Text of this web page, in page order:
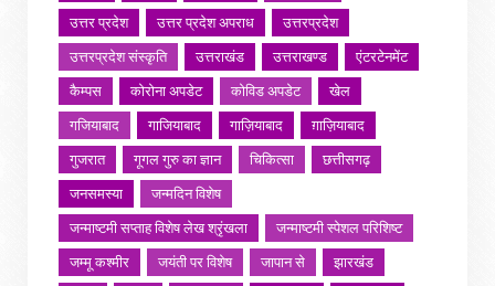
उत्तर प्रदेश
उत्तर प्रदेश अपराध
उत्तरप्रदेश
उत्तरप्रदेश संस्कृति
उत्तराखंड उत्तराखण्ड
एंटरटेनमेंट
कैम्पस
कोरोना अपडेट कोविड अपडेट
खेल
गजियाबाद
गाजियाबाद गाज़ियाबाद
ग़ाज़ियाबाद
गुजरात
गूगल गुरु का ज्ञान चिकित्सा
छत्तीसगढ़
जनसमस्या
जन्मदिन विशेष
जन्माष्टमी सप्ताह विशेष लेख श्रृंखला
जन्माष्टमी स्पेशल परिशिष्ट
जम्मू कश्मीर
जयंती पर विशेष जापान से
झारखंड